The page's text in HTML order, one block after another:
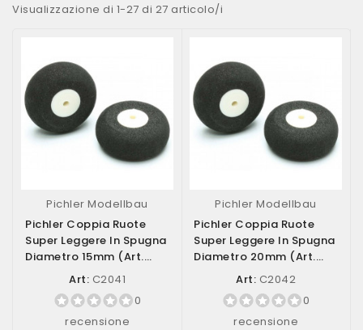
Visualizzazione di 1-27 di 27 articolo/i
Pichler Modellbau
Pichler Coppia Ruote
Super Leggere In Spugna
Diametro 15mm (art.
Art: C2041
0
recensione
Pichler Modellbau
Pichler Coppia Ruote
Super Leggere In Spugna
Diametro 20mm (art.
Art: C2042
0
recensione